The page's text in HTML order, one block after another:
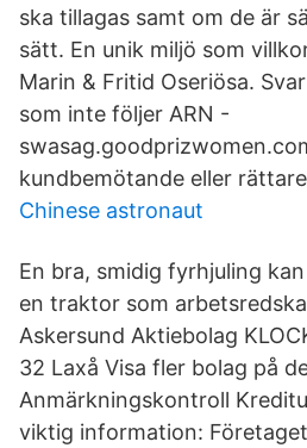
ska tillagas samt om de är
sätt. En unik miljö som
Marin & Fritid Oseriösa.
som inte följer ARN -
kundbemötande eller
Chinese astronaut
En bra, smidig fyrhjuling
en traktor som
Askersund Aktiebolag
32 Laxå Visa fler bolag på
Anmärkningskontroll
viktig information: